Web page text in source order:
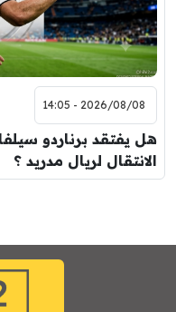
2026/08/08 - 14:05
هل يفتقد برناردو
الانتقال لريال مدريد ؟